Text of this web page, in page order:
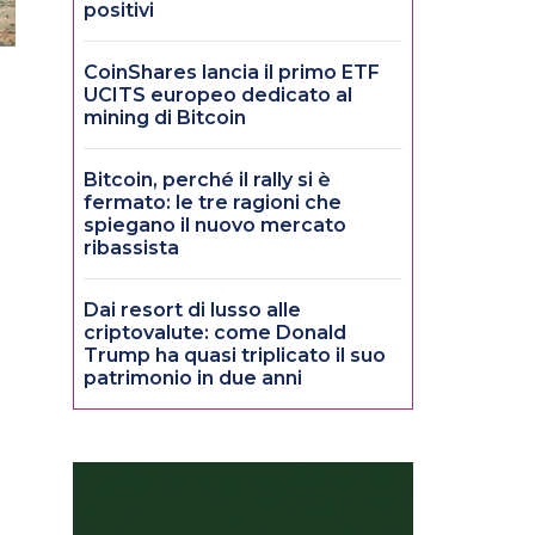
positivi
CoinShares lancia il primo ETF
UCITS europeo dedicato al
mining di Bitcoin
Bitcoin, perché il rally si è
fermato: le tre ragioni che
spiegano il nuovo mercato
ribassista
Dai resort di lusso alle
criptovalute: come Donald
Trump ha quasi triplicato il suo
patrimonio in due anni